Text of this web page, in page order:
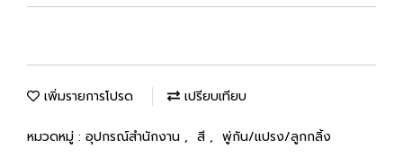
เพิ่มรายการโปรด เปรียบเทียบ
หมวดหมู่ : อุปกรณ์สำนักงาน , สี , พู่กัน/แปรง/ลูกกลิ้ง